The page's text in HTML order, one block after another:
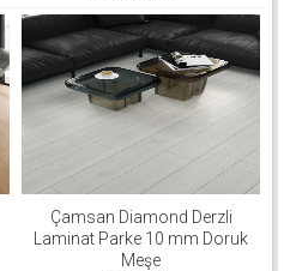
Çamsan Diamond Derzli
Laminat Parke 10 mm Doruk
Meşe